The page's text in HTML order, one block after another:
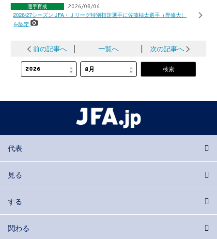
選手育成 2026/08/06
2026/27シーズン JFA・Ｊリーグ特別指定選手に佐藤柚太選手（専修大）
を認定
前の記事へ 一覧へ 次の記事へ
代表
見る
する
関わる